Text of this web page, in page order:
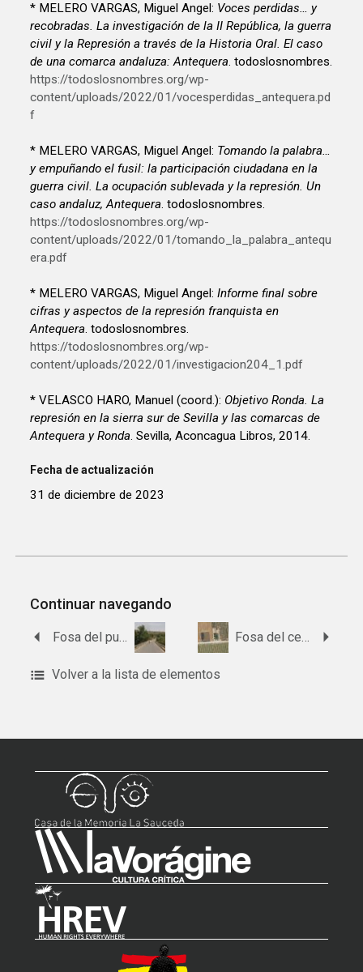
* MELERO VARGAS, Miguel Angel: Voces perdidas… y
recobradas. La investigación de la II República, la guerra
civil y la Represión a través de la Historia Oral. El caso
de una comarca andaluza: Antequera. todoslosnombres.
https://todoslosnombres.org/wp-
content/uploads/2022/01/vocesperdidas_antequera.pd
f
* MELERO VARGAS, Miguel Angel: Tomando la palabra…
y empuñando el fusil: la participación ciudadana en la
guerra civil. La ocupación sublevada y la represión. Un
caso andaluz, Antequera. todoslosnombres.
https://todoslosnombres.org/wp-
content/uploads/2022/01/tomando_la_palabra_antequ
era.pdf
* MELERO VARGAS, Miguel Angel:Informe final sobre
cifras y aspectos de la represión franquista en
Antequera. todoslosnombres.
https://todoslosnombres.org/wp-
content/uploads/2022/01/investigacion204_1.pdf
* VELASCO HARO, Manuel (coord.): Objetivo Ronda. La
represión en la sierra sur de Sevilla y las comarcas de
Antequera y Ronda. Sevilla, Aconcagua Libros, 2014.
Fecha de actualización
31 de diciembre de 2023
Continuar navegando
Volver a la lista de elementos